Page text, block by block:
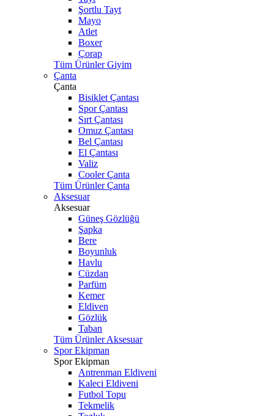
Şortlu Tayt
Mayo
Atlet
Boxer
Çorap
Tüm Ürünler Giyim
Çanta
Çanta
Bisiklet Çantası
Spor Çantası
Sırt Çantası
Omuz Çantası
Bel Çantası
El Çantası
Valiz
Cooler Çanta
Tüm Ürünler Çanta
Aksesuar
Aksesuar
Güneş Gözlüğü
Şapka
Bere
Boyunluk
Havlu
Cüzdan
Parfüm
Kemer
Eldiven
Gözlük
Taban
Tüm Ürünler Aksesuar
Spor Ekipman
Spor Ekipman
Antrenman Eldiveni
Kaleci Eldiveni
Futbol Topu
Tekmelik